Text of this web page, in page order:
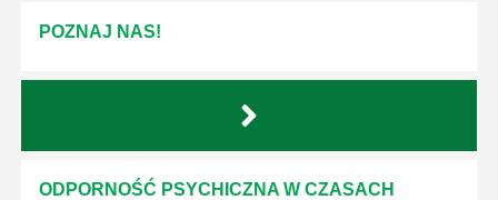
POZNAJ NAS!
ODPORNOŚĆ PSYCHICZNA W CZASACH